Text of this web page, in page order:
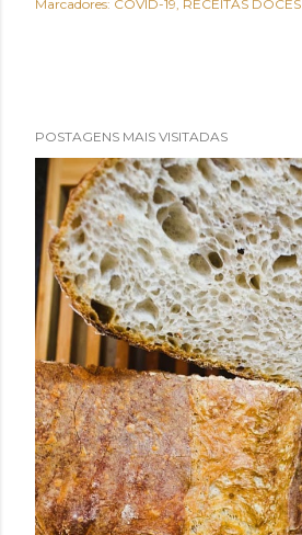
Marcadores: COVID-19 RECEITAS DOCES
POSTAGENS MAIS VISITADAS